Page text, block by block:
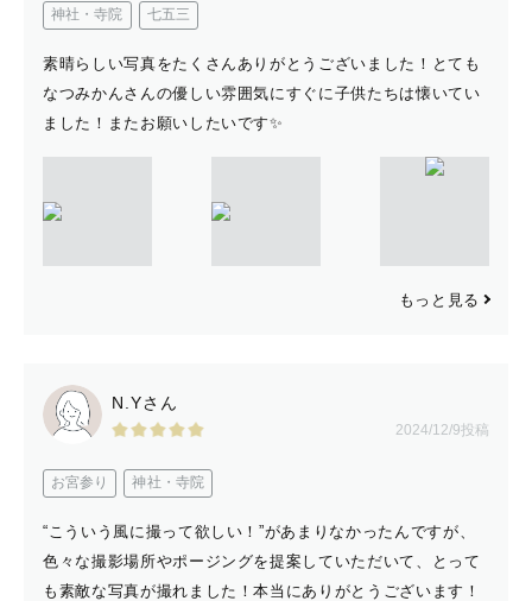
神社・寺院 七五三
素晴らしい写真をたくさんありがとうございました！とても
なつみかんさんの優しい雰囲気にすぐに子供たちは懐いてい
ました！またお願いしたいです✨
もっと見る
N.Yさん
2024/12/9投稿
お宮参り 神社・寺院
“こういう風に撮って欲しい！”があまりなかったんですが、
色々な撮影場所やポージングを提案していただいて、とって
も素敵な写真が撮れました！本当にありがとうございます！